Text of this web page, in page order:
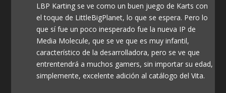
LBP Karting se ve como un buen juego de Karts con
el toque de LittleBigPlanet, lo que se espera. Pero lo
que sí fue un poco inesperado fue la nueva IP de
Media Molecule, que se ve que es muy infantil,
característico de la desarrolladora, pero se ve que
entrentendrá a muchos gamers, sin importar su edad,
simplemente, excelente adición al catálogo del Vita.